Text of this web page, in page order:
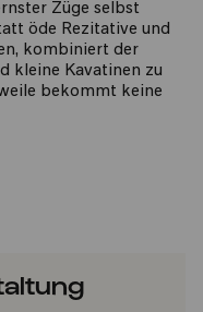
Züge selbst
öde Rezitative und
kombiniert der
kleine Kavatinen zu
bekommt keine